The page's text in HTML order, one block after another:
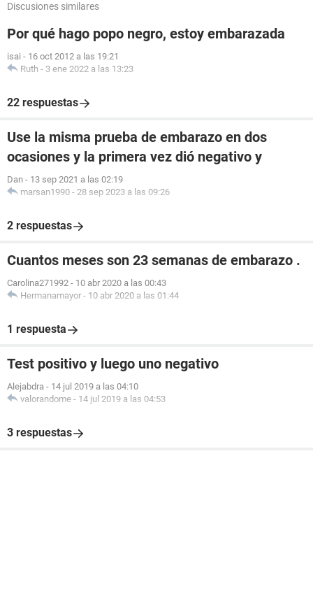
Discusiones similares
Por qué hago popo negro, estoy embarazada
isai - 16 oct 2012 a las 19:21
Ruth - 3 ene 2022 a las 13:23
22 respuestas
Use la misma prueba de embarazo en dos
ocasiones y la primera vez dió negativo y
Dan - 13 sep 2021 a las 02:19
marsan1990 - 28 sep 2023 a las 09:26
2 respuestas
Cuantos meses son 23 semanas de embarazo .
Carolina271992 - 10 abr 2020 a las 00:43
Hermanamayor - 10 abr 2020 a las 01:44
1 respuesta
Test positivo y luego uno negativo
Alejabdra - 14 jul 2019 a las 04:10
valorandome - 14 jul 2019 a las 04:53
3 respuestas